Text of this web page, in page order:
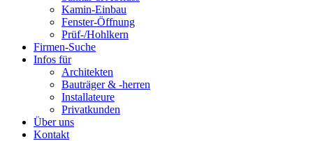
Kamin-Einbau
Fenster-Öffnung
Prüf-/Hohlkern
Firmen-Suche
Infos für
Architekten
Bauträger & -herren
Installateure
Privatkunden
Über uns
Kontakt